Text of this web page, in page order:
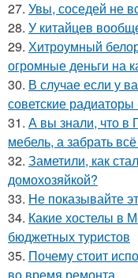
27. Увы, соседей не
28. У китайцев
29. Хитроумный
огромные деньги на
30. В случае если у
советские
31. А вы знали, что в
мебель, а забрать
32. Заметили, как
домохозяйкой?
33. Не показывайте
34. Какие хостелы в
бюджетных туристов
35. Почему стоит